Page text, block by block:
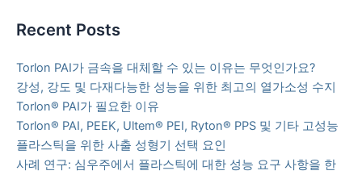
Recent Posts
Torlon PAI가 금속을 대체할 수 있는 이유는 무엇인가요?
강성, 강도 및 다재다능한 성능을 위한 최고의 열가소성 수지
Torlon® PAI가 필요한 이유
Torlon® PAI, PEEK, Ultem® PEI, Ryton® PPS 및 기타 고성능
플라스틱을 위한 사출 성형기 선택 요인
사례 연구: 심우주에서 플라스틱에 대한 성능 요구 사항을 한